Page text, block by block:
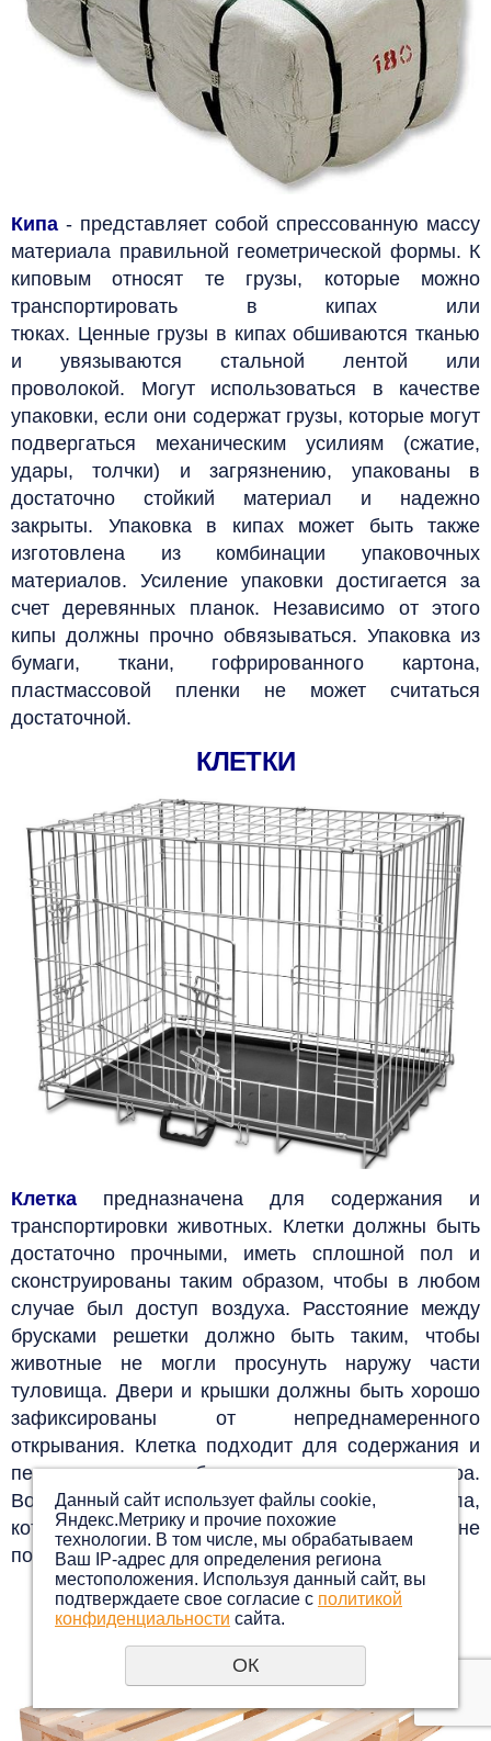
Кипа - представляет собой спрессованную массу
материала правильной геометрической формы. К
киповым относят те грузы, которые можно
транспортировать в кипах или
тюках. Ценные грузы в кипах обшиваются тканью
и увязываются стальной лентой или
проволокой. Могут использоваться в качестве
упаковки, если они содержат грузы, которые могут
подвергаться механическим усилиям (сжатие,
удары, толчки) и загрязнению, упакованы в
достаточно стойкий материал и надежно
закрыты. Упаковка в кипах может быть также
изготовлена из комбинации упаковочных
материалов. Усиление упаковки достигается за
счет деревянных планок. Независимо от этого
кипы должны прочно обвязываться. Упаковка из
бумаги, ткани, гофрированного картона,
пластмассовой пленки не может считаться
достаточной.
КЛЕТКИ
Клетка
предназначена для содержания и
транспортировки животных. Клетки должны быть
достаточно прочными, иметь сплошной пол и
сконструированы таким образом, чтобы в любом
случае был доступ воздуха. Расстояние между
брусками решетки должно быть таким, чтобы
животные не могли просунуть наружу части
туловища. Двери и крышки должны быть хорошо
зафиксированы от непреднамеренного
открывания. Клетка подходит для содержания и
перевозки питомца большого и среднего размера.
Вольер изготовлен из прочных сплавов металла,
которые способны выдержать большой вес и не
подвергаются коррозии.
ПАЛЛЕТЫ
Данный сайт использует файлы cookie,
Яндекс.Метрику и прочие похожие
технологии. В том числе, мы обрабатываем
Ваш IP-адрес для определения региона
местоположения. Используя данный сайт, вы
подтверждаете свое согласие с политикой
конфиденциальности сайта.
ОК